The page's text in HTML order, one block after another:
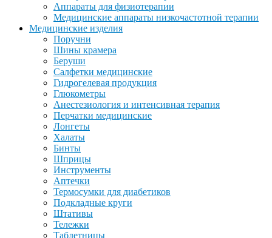
Аппараты для физиотерапии
Медицинские аппараты низкочастотной терапии
Медицинские изделия
Поручни
Шины крамера
Беруши
Салфетки медицинские
Гидрогелевая продукция
Глюкометры
Анестезиология и интенсивная терапия
Перчатки медицинские
Лонгеты
Халаты
Бинты
Шприцы
Инструменты
Аптечки
Термосумки для диабетиков
Подкладные круги
Штативы
Тележки
Таблетницы